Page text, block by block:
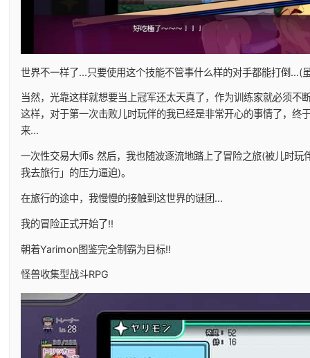
世界不一样了...只要使用这个技能不管事什么样的对手都能打倒...(
当然，光靠这样就想要当上冠军还太天真了，作为训练家就必须不
这样，对于第一次击败儿时玩伴的我已经是非常开心的事情了，终
来...
一次性交易大师s 然后，我也随波逐流地踏上了冒险之旅(被儿时玩
我去旅行」的压力逼迫)。
在旅行的途中，我慢慢的接触到这世界的谜团...
我的冒险正式开始了!!
朝着Yarimon图鉴完全制霸为目标!!
怪兽收集型战斗RPG